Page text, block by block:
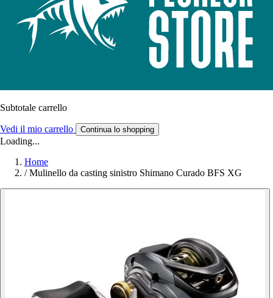
Subtotale carrello
Vedi il mio carrello Continua lo shopping
Loading...
Home
/ Mulinello da casting sinistro Shimano Curado BFS XG